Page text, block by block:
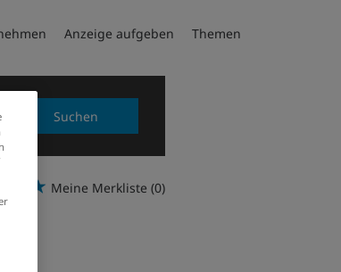
Anzeige aufgeben Themen
Suchen
Meine Merkliste (0)